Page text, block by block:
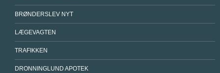
BRØNDERSLEV NYT
LÆGEVAGTEN
TRAFIKKEN
DRONNINGLUND APOTEK